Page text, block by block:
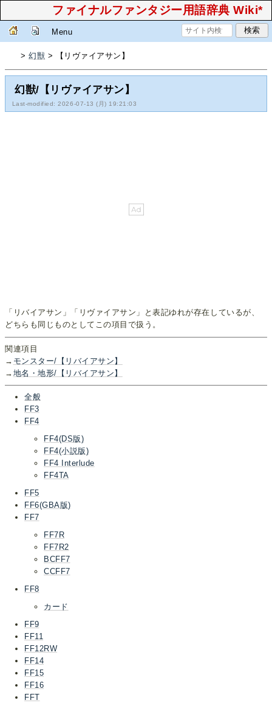
ファイナルファンタジー用語辞典 Wiki*
Menu
>幻獣 > 【リヴァイアサン】
幻獣/【リヴァイアサン】
Last-modified: 2026-07-13 (月) 19:21:03
「リバイアサン」「リヴァイアサン」と表記ゆれが存在しているが、
どちらも同じものとしてこの項目で扱う。
関連項目
→ モンスター/【リバイアサン】
→ 地名・地形/【リバイアサン】
全般
FF3
FF4
FF4(DS版)
FF4(小説版)
FF4 Interlude
FF4TA
FF5
FF6(GBA版)
FF7
FF7R
FF7R2
BCFF7
CCFF7
FF8
カード
FF9
FF11
FF12RW
FF14
FF15
FF16
FFT